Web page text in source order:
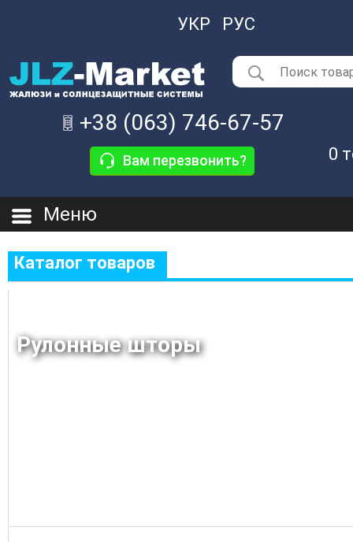
УКР РУС
+38 (063) 746-67-57
Вам перезвонить? 0
Меню
Каталог товаров
Рулонные шторы